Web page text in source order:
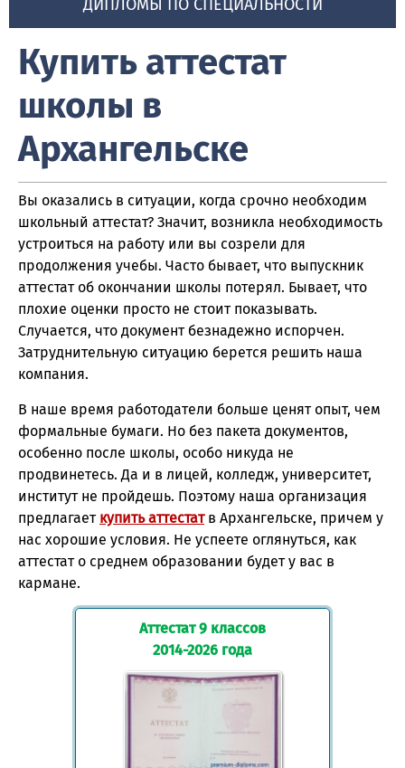
ДИПЛОМЫ ПО СПЕЦИАЛЬНОСТИ
Купить аттестат
школы в
Архангельске
Вы оказались в ситуации, когда срочно необходим
школьный аттестат? Значит, возникла необходимость
устроиться на работу или вы созрели для
продолжения учебы. Часто бывает, что выпускник
аттестат об окончании школы потерял. Бывает, что
плохие оценки просто не стоит показывать.
Случается, что документ безнадежно испорчен.
Затруднительную ситуацию берется решить наша
компания.
В наше время работодатели больше ценят опыт, чем
формальные бумаги. Но без пакета документов,
особенно после школы, особо никуда не
продвинетесь. Да и в лицей, колледж, университет,
институт не пройдешь. Поэтому наша организация
предлагает купить аттестатв Архангельске, причем у
нас хорошие условия. Не успеете оглянуться, как
аттестат о среднем образовании будет у вас в
кармане.
Аттестат 9 классов
2014-2026 года